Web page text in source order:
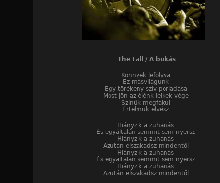
The Fall / A bukás
Könnyek lefolyva
Ez másvilágunk
Egy törékeny szív porladása
Most jön az élénk lelkek vége
Színük megfakul
Értelmük elvész
Hiányzik a zuhanás
És egyáltalán semmit sem nyersz
Hiányzik a zuhanás
Azután elszakadsz mindentől
Hiányzik a zuhanás
És egyáltalán semmit sem nyersz
Hiányzik a zuhanás
Azután elszakadsz mindentől